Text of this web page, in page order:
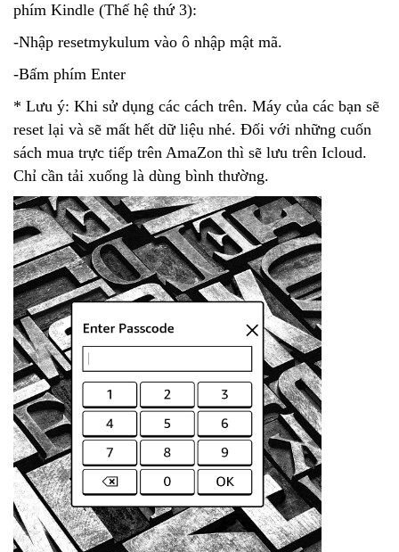
phím Kindle (Thế hệ thứ 3):
-Nhập resetmykulum vào ô nhập mật mã.
-Bấm phím Enter
* Lưu ý: Khi sử dụng các cách trên. Máy của các bạn sẽ
reset lại và sẽ mất hết dữ liệu nhé. Đối với những cuốn
sách mua trực tiếp trên AmaZon thì sẽ lưu trên Icloud.
Chỉ cần tải xuống là dùng bình thường.